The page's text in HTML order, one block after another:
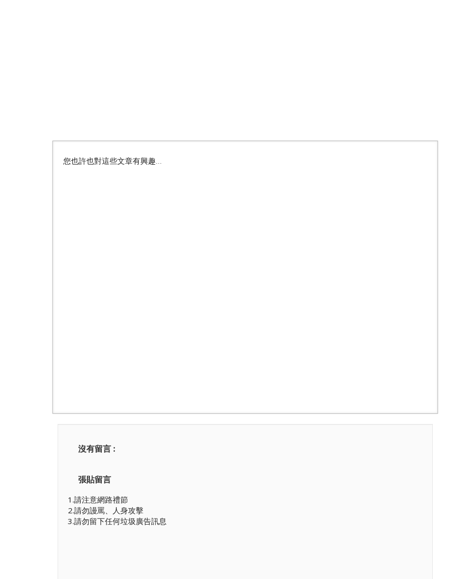
您也許也對這些文章有興趣...
沒有留言 :
張貼留言
1.請注意網路禮節
2.請勿謾罵、人身攻擊
3.請勿留下任何垃圾廣告訊息